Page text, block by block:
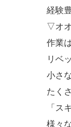
経験
▽オ
作業
リベ
小さ
たく
「
様々